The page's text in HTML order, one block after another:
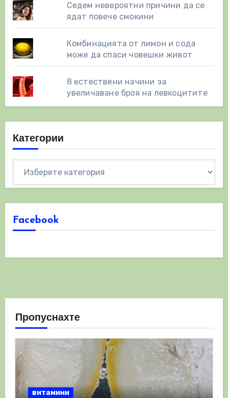
Седем невероятни причини да се
ядат повече смокини
Комбинацията от лимон и сода
може да спаси човешки живот
8 eстествени начини за
увеличаване броя на левкоцитите
Категории
Facebook
Пропуснахте
витамини